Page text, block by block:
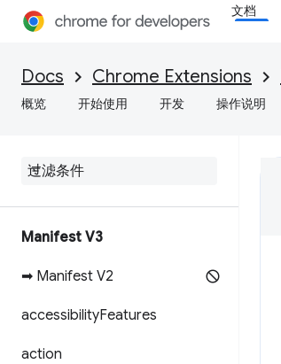
文档
Docs Chrome Extensions
概览 开始使用 开发 操作说明
Manifest V3
➡ Manifest V2
accessibilityFeatures
action